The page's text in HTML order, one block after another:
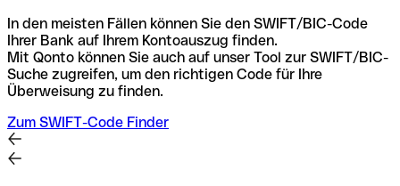
In den meisten Fällen können Sie den SWIFT/BIC-Code
Ihrer Bank auf Ihrem Kontoauszug finden.
Mit Qonto können Sie auch auf unser Tool zur SWIFT/BIC-
Suche zugreifen, um den richtigen Code für Ihre
Überweisung zu finden.
Zum SWIFT-Code Finder